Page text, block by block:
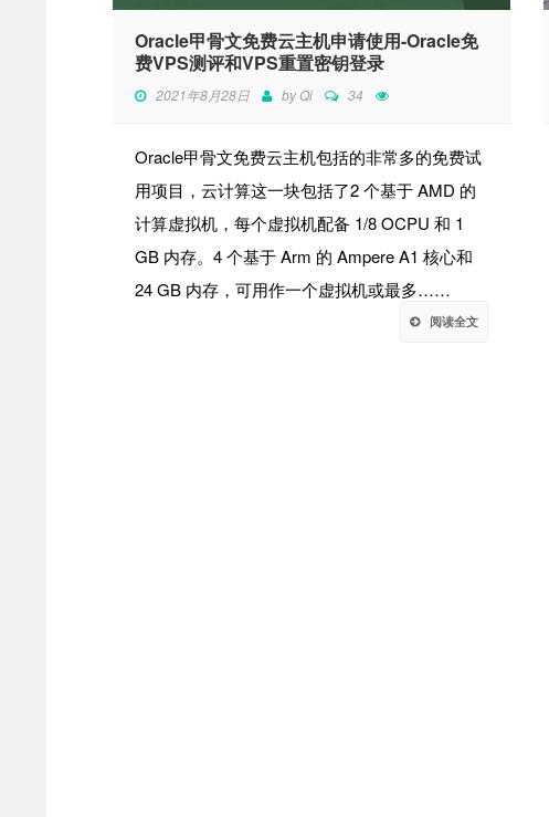
Oracle甲骨文免费云主机申请使用-Oracle免
费VPS测评和VPS重置密钥登录
2021年8月28日 byQi 34
Oracle甲骨文免费云主机包括的非常多的免费试
用项目，云计算这一块包括了2 个基于 AMD 的
计算虚拟机，每个虚拟机配备 1/8 OCPU 和 1
GB 内存。4 个基于 Arm 的 Ampere A1 核心和
24 GB 内存，可用作一个虚拟机或最多……
阅读全文